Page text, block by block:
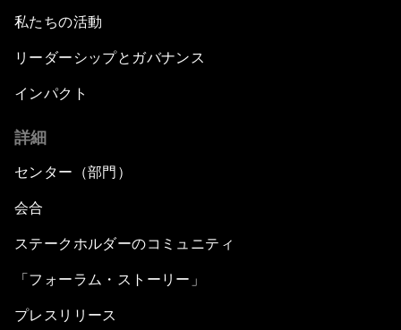
私たちの活動
リーダーシップとガバナンス
インパクト
詳細
センター（部門）
会合
ステークホルダーのコミュニティ
「フォーラム・ストーリー」
プレスリリース